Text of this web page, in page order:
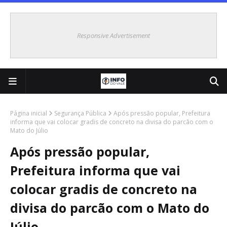
Responsive Advertisement
Página inicial Segurança Pública
Após pressão popular, Prefeitura
informa que vai colocar gradis de concreto na divisa do parcão com o
Mato do Júlio
Após pressão popular,
Prefeitura informa que vai
colocar gradis de concreto na
divisa do parcão com o Mato do